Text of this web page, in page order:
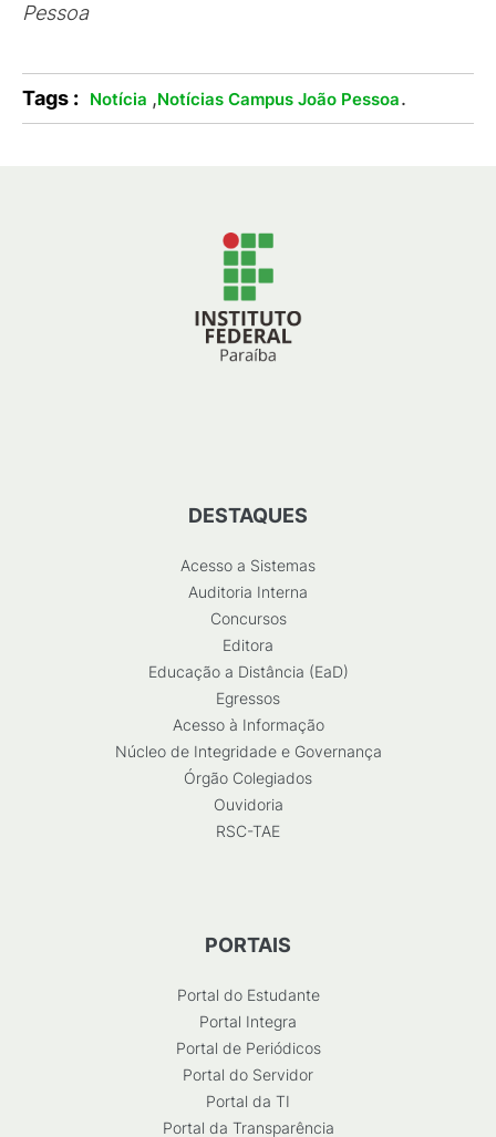
Pessoa
Tags : Notícia ,Notícias Campus João Pessoa.
DESTAQUES
Acesso a Sistemas
Auditoria Interna
Concursos
Editora
Educação a Distância (EaD)
Egressos
Acesso à Informação
Núcleo de Integridade e Governança
Órgão Colegiados
Ouvidoria
RSC-TAE
PORTAIS
Portal do Estudante
Portal Integra
Portal de Periódicos
Portal do Servidor
Portal da TI
Portal da Transparência